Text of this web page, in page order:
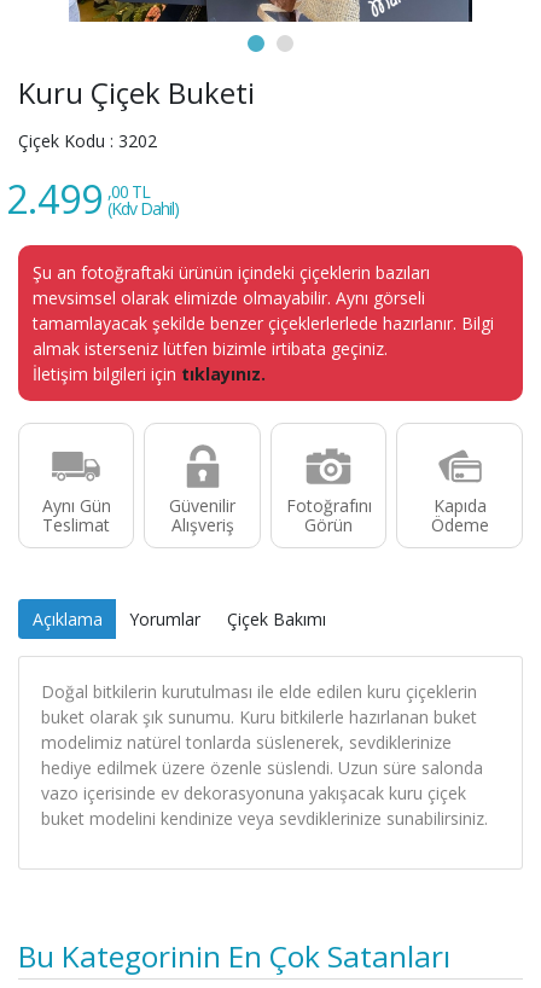
Kuru Çiçek Buketi
Çiçek Kodu : 3202
2.499 ,00 TL
(Kdv Dahil)
Şu an fotoğraftaki ürünün içindeki çiçeklerin bazıları
mevsimsel olarak elimizde olmayabilir. Aynı görseli
tamamlayacak şekilde benzer çiçeklerlerlede hazırlanır. Bilgi
almak isterseniz lütfen bizimle irtibata geçiniz.
İletişim bilgileri için tıklayınız.
Aynı Gün
Teslimat
Güvenilir
Alışveriş
Fotoğrafını
Görün
Kapıda
Ödeme
Açıklama Yorumlar Çiçek Bakımı
Doğal bitkilerin kurutulması ile elde edilen kuru çiçeklerin
buket olarak şık sunumu. Kuru bitkilerle hazırlanan buket
modelimiz natürel tonlarda süslenerek, sevdiklerinize
hediye edilmek üzere özenle süslendi. Uzun süre salonda
vazo içerisinde ev dekorasyonuna yakışacak kuru çiçek
buket modelini kendinize veya sevdiklerinize sunabilirsiniz.
Bu Kategorinin En Çok Satanları